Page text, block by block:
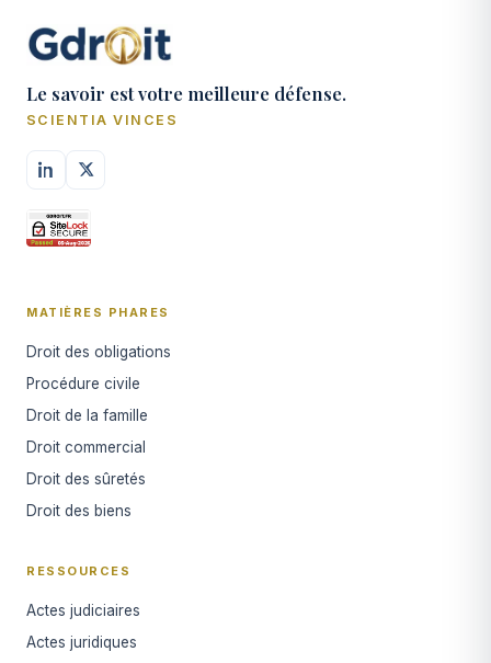
Le savoir est votre meilleure défense.
SCIENTIA VINCES
MATIÈRES PHARES
Droit des obligations
Procédure civile
Droit de la famille
Droit commercial
Droit des sûretés
Droit des biens
RESSOURCES
Actes judiciaires
Actes juridiques